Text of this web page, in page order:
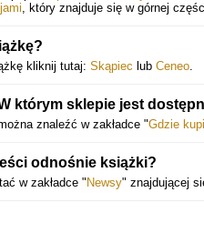
, który znajduje się w górnej
kliknij tutaj: Skąpiec lub Ceneo.
którym sklepie jest
znaleźć w zakładce "Gdzie
odnośnie książki?
w zakładce " Newsy" znajdującej